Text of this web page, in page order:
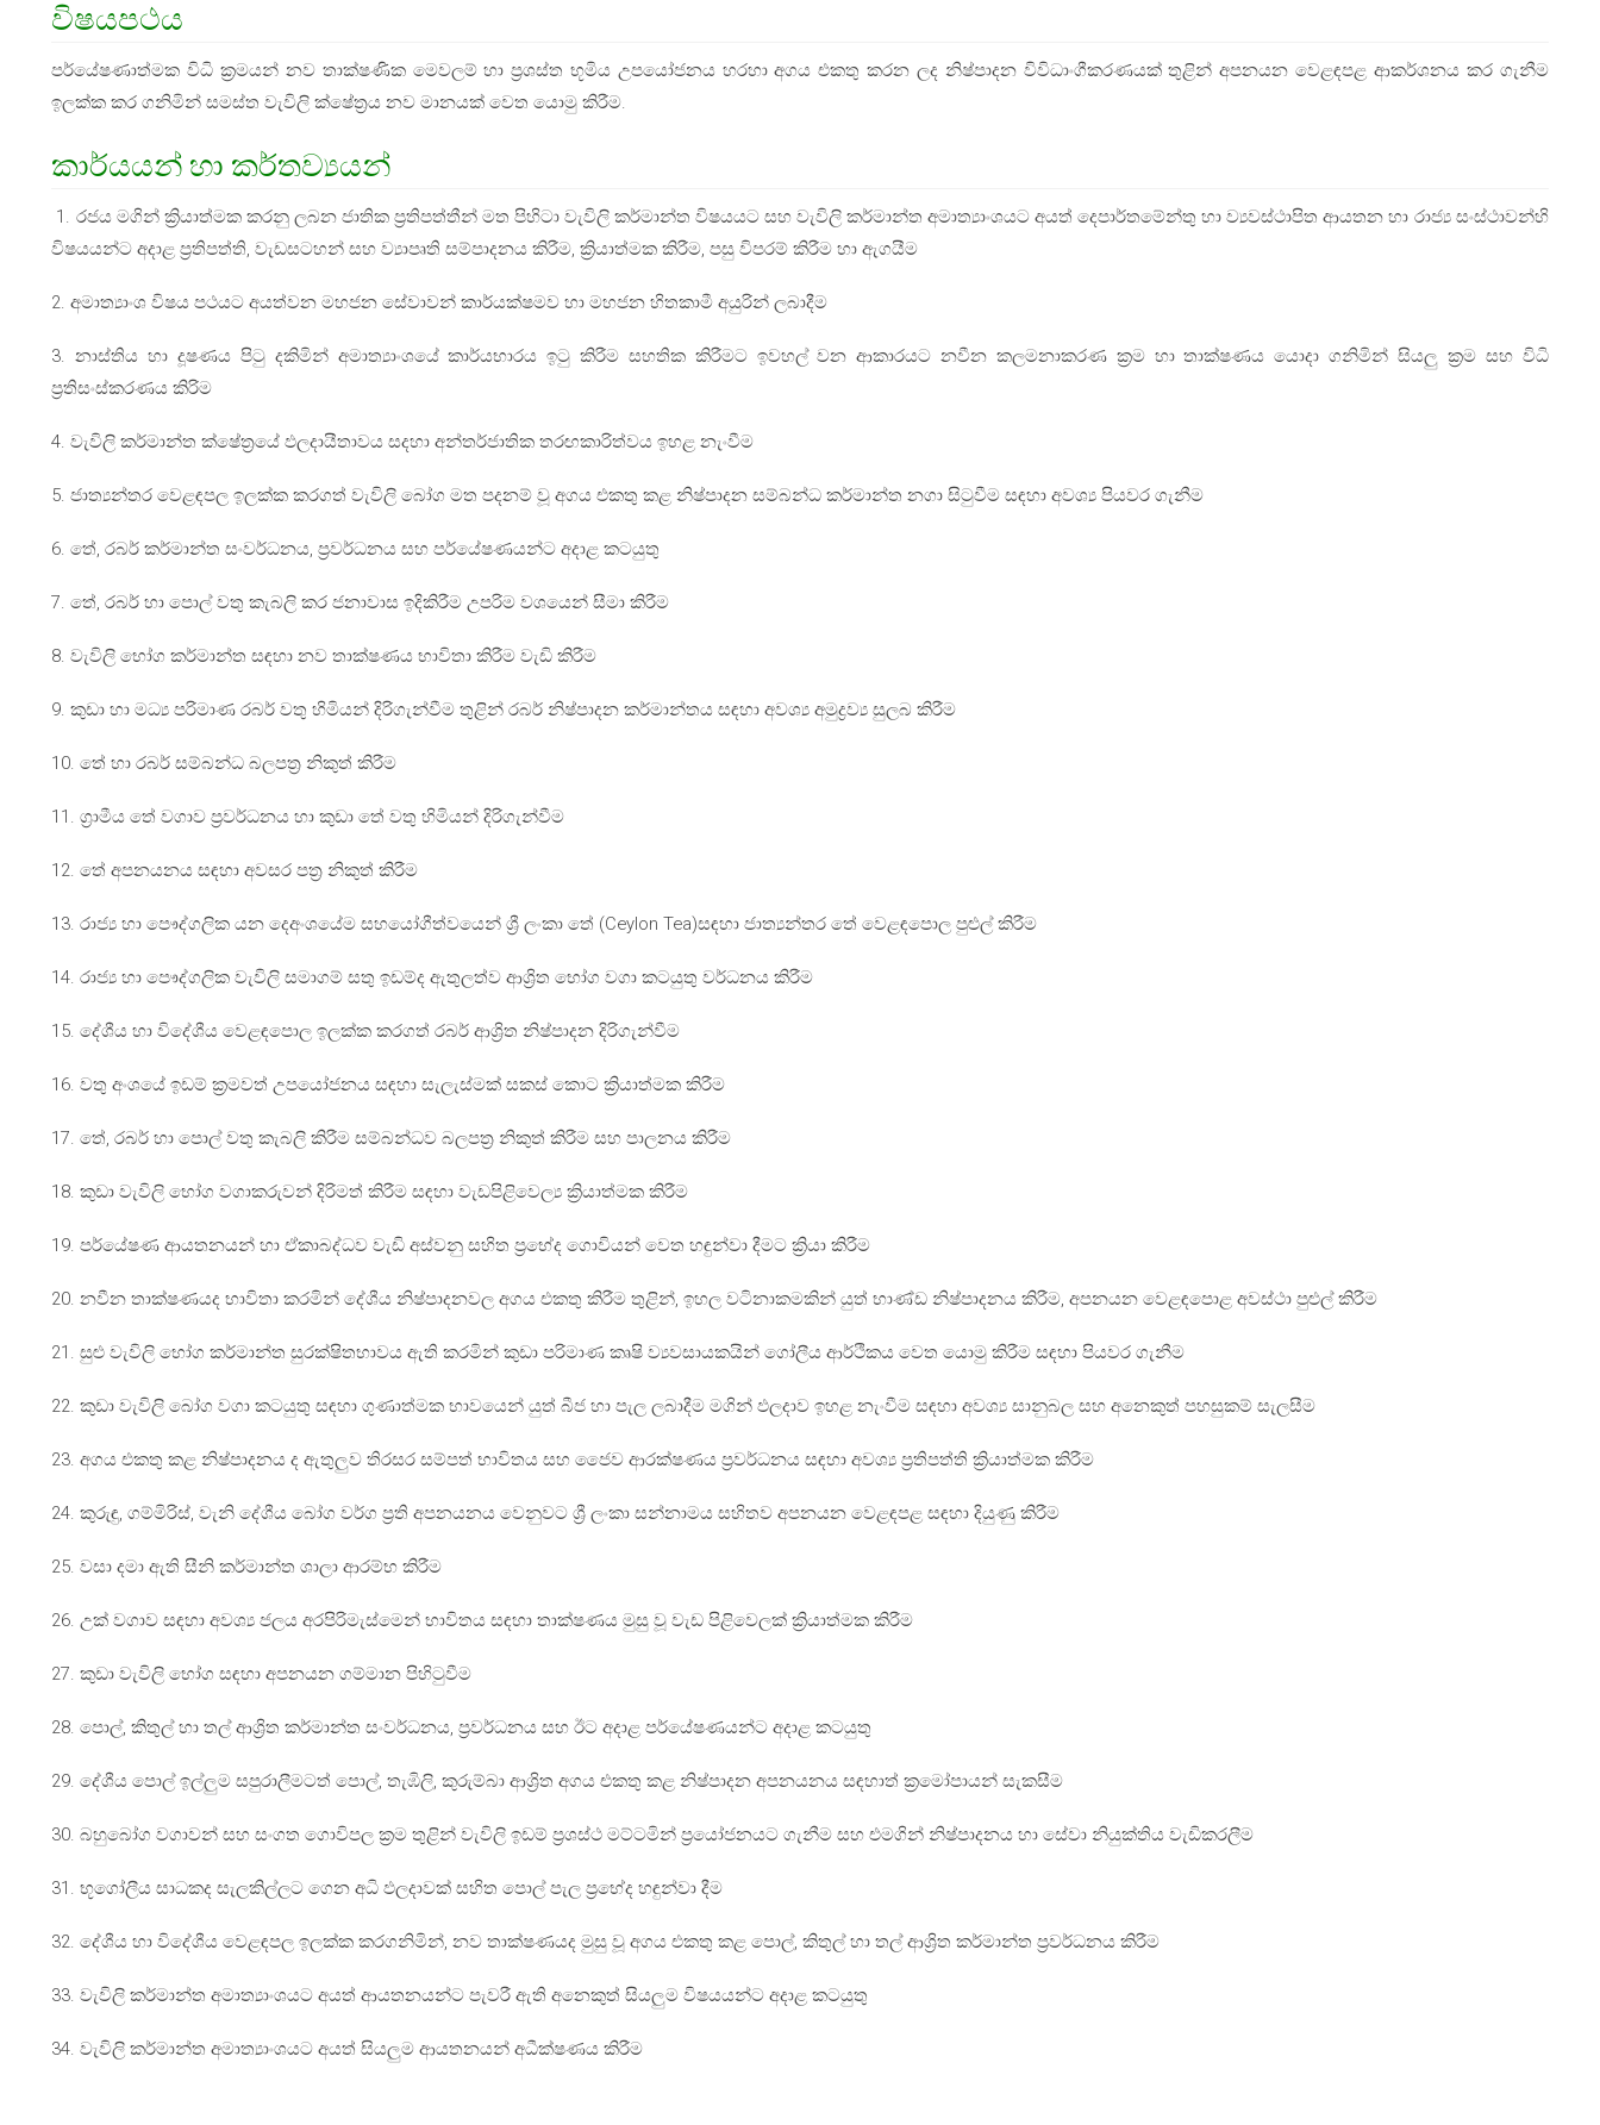
විෂයපථය
පර්යේෂණාත්මක විධි ක්‍රමයන් නව තාක්ෂණික මෙවලම් හා ප්‍රශස්ත භූමිය උපයෝජනය හරහා අගය එකතු කරන ලද නිෂ්පාදන විවිධාංගීකරණයක් තුළින් අපනයන වෙළඳපළ ආකර්ශනය කර ගැනීම
ඉලක්ක කර ගනිමින් සමස්ත වැවිලි ක්ෂේත්‍රය නව මානයක් වෙත යොමු කිරීම.
කාර්යයන් හා කර්තව්‍යයන්
1. රජය මගින් ක්‍රියාත්මක කරනු ලබන ජාතික ප්‍රතිපත්තීන් මත පිහිටා වැවිලි කර්මාන්ත විෂයයට සහ වැවිලි කර්මාන්ත අමාත්‍යාංශයට අයත් දෙපාර්තමේන්තු හා ව්‍යවස්ථාපිත ආයතන හා රාජ්‍ය සංස්ථාවන්හි
විෂයයන්ට අදාළ ප්‍රතිපත්ති, වැඩසටහන් සහ ව්‍යාපෘති සම්පාදනය කිරීම, ක්‍රියාත්මක කිරීම, පසු විපරම් කිරීම හා ඇගයීම
2. අමාත්‍යාංශ විෂය පථයට අයත්වන මහජන සේවාවන් කාර්යක්ෂමව හා මහජන හිතකාමී අයුරින් ලබාදීම
3. නාස්තිය හා දූෂණය පිටු දකිමින් අමාත්‍යාංශයේ කාර්යභාරය ඉටු කිරීම සහතික කිරීමට ඉවහල් වන ආකාරයට නවීන කලමනාකරණ ක්‍රම හා තාක්ෂණය යොදා ගනිමින් සියලු ක්‍රම සහ විධි
ප්‍රතිසංස්කරණය කිරිම
4. වැවිලි කර්මාන්ත ක්ෂේත්‍රයේ ඵලදායීතාවය සදහා අන්තර්ජාතික තරඟකාරිත්වය ඉහළ නැංවීම
5. ජාත්‍යන්තර වෙළඳපල ඉලක්ක කරගත් වැවිලි බෝග මත පදනම් වූ අගය එකතු කළ නිෂ්පාදන සම්බන්ධ කර්මාන්ත නගා සිටුවීම සඳහා අවශ්‍ය පියවර ගැනීම
6. තේ, රබර් කර්මාන්ත සංවර්ධනය, ප්‍රවර්ධනය සහ පර්යේෂණයන්ට අදාළ කටයුතු
7. තේ, රබර් හා පොල් වතු කැබලි කර ජනාවාස ඉදිකිරීම උපරිම වශයෙන් සීමා කිරීම
8. වැවිලි භෝග කර්මාන්ත සඳහා නව තාක්ෂණය භාවිතා කිරීම වැඩි කිරීම
9. කුඩා හා මධ්‍ය පරිමාණ රබර් වතු හිමියන් දිරිගැන්වීම තුළින් රබර් නිෂ්පාදන කර්මාන්තය සඳහා අවශ්‍ය අමුද්‍රව්‍ය සුලබ කිරීම
10. තේ හා රබර් සම්බන්ධ බලපත්‍ර නිකුත් කිරීම
11. ග්‍රාමීය තේ වගාව ප්‍රවර්ධනය හා කුඩා තේ වතු හිමියන් දිරිගැන්වීම
12. තේ අපනයනය සඳහා අවසර පත්‍ර නිකුත් කිරීම
13. රාජ්‍ය හා පෞද්ගලික යන දෙඅංශයේම සහයෝගීත්වයෙන් ශ්‍රී ලංකා තේ (Ceylon Tea)සඳහා ජාත්‍යන්තර තේ වෙළඳපොල පුළුල් කිරීම
14. රාජ්‍ය හා පෞද්ගලික වැවිලි සමාගම් සතු ඉඩම්ද ඇතුලත්ව ආශ්‍රිත භෝග වගා කටයුතු වර්ධනය කිරීම
15. දේශීය හා විදේශීය වෙළඳපොල ඉලක්ක කරගත් රබර් ආශ්‍රිත නිෂ්පාදන දිරිගැන්වීම
16. වතු අංශයේ ඉඩම් ක්‍රමවත් උපයෝජනය සඳහා සැලැස්මක් සකස් කොට ක්‍රියාත්මක කිරීම
17. තේ, රබර් හා පොල් වතු කැබලි කිරීම සම්බන්ධව බලපත්‍ර නිකුත් කිරීම සහ පාලනය කිරීම
18. කුඩා වැවිලි භෝග වගාකරුවන් දිරිමත් කිරීම සඳහා වැඩපිළිවෙල්‍ය ක්‍රියාත්මක කිරීම
19. පර්යේෂණ ආයතනයන් හා ඒකාබද්ධව වැඩි අස්වනු සහිත ප්‍රභේද ගොවියන් වෙත හඳුන්වා දීමට ක්‍රියා කිරීම
20. නවීන තාක්ෂණයද භාවිතා කරමින් දේශීය නිෂ්පාදනවල අගය එකතු කිරීම තුළින්, ඉහල වටිනාකමකින් යුත් භාණ්ඩ නිෂ්පාදනය කිරීම, අපනයන වෙළඳපොළ අවස්ථා පුළුල් කිරීම
21. සුළු වැවිලි භෝග කර්මාන්ත සුරක්ෂිතභාවය ඇති කරමින් කුඩා පරිමාණ කෘෂි ව්‍යවසායකයින් ගෝලීය ආර්ථිකය වෙත යොමු කිරීම සඳහා පියවර ගැනීම
22. කුඩා වැවිලි බෝග වගා කටයුතු සඳහා ගුණාත්මක භාවයෙන් යුත් බීජ හා පැල ලබාදීම මගින් ඵලදාව ඉහළ නැංවීම සඳහා අවශ්‍ය සානුබල සහ අනෙකුත් පහසුකම් සැලසීම
23. අගය එකතු කළ නිෂ්පාදනය ද ඇතුලුව තිරසර සම්පත් භාවිතය සහ ජෛව ආරක්ෂණය ප්‍රවර්ධනය සඳහා අවශ්‍ය ප්‍රතිපත්ති ක්‍රියාත්මක කිරීම
24. කුරුඳු, ගම්මිරිස්, වැනි දේශීය බෝග වර්ග ප්‍රති අපනයනය වෙනුවට ශ්‍රී ලංකා සන්නාමය සහිතව අපනයන වෙළඳපළ සඳහා දියුණු කිරීම
25. වසා දමා ඇති සීනි කර්මාන්ත ශාලා ආරම්භ කිරීම
26. උක් වගාව සඳහා අවශ්‍ය ජලය අරපිරිමැස්මෙන් භාවිතය සඳහා තාක්ෂණය මුසු වූ වැඩ පිළිවෙලක් ක්‍රියාත්මක කිරීම
27. කුඩා වැවිලි භෝග සඳහා අපනයන ගම්මාන පිහිටුවීම
28. පොල්, කිතුල් හා තල් ආශ්‍රිත කර්මාන්ත සංවර්ධනය, ප්‍රවර්ධනය සහ ඊට අදාළ පර්යේෂණයන්ට අදාළ කටයුතු
29. දේශීය පොල් ඉල්ලුම සපුරාලීමටත් පොල්, තැඹිලි, කුරුම්බා ආශ්‍රිත අගය එකතු කළ නිෂ්පාදන අපනයනය සඳහාත් ක්‍රමෝපායන් සැකසීම
30. බහුබෝග වගාවන් සහ සංගත ගොවිපල ක්‍රම තුළින් වැවිලි ඉඩම් ප්‍රශස්ථ මට්ටමින් ප්‍රයෝජනයට ගැනීම සහ එමගින් නිෂ්පාදනය හා සේවා නියුක්තිය වැඩිකරලීම
31. භූගෝලීය සාධකද සැලකිල්ලට ගෙන අධි ඵලදාවක් සහිත පොල් පැල ප්‍රභේද හඳුන්වා දීම
32. දේශීය හා විදේශීය වෙළඳපල ඉලක්ක කරගනිමින්, නව තාක්ෂණයද මුසු වූ අගය එකතු කළ පොල්, කිතුල් හා තල් ආශ්‍රිත කර්මාන්ත ප්‍රවර්ධනය කිරීම
33. වැවිලි කර්මාන්ත අමාත්‍යාංශයට අයත් ආයතනයන්ට පැවරී ඇති අනෙකුත් සියලුම විෂයයන්ට අදාළ කටයුතු
34. වැවිලි කර්මාන්ත අමාත්‍යාංශයට අයත් සියලුම ආයතනයන් අධීක්ෂණය කිරීම